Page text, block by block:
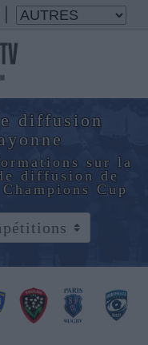
diffusion
sur la
diffusion de
Cup